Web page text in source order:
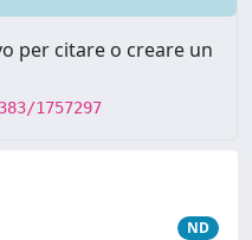
per citare o creare un
1757297
ND